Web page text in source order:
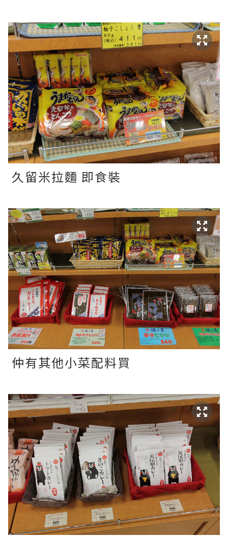
久留米拉麵 即食裝
仲有其他小菜配料買